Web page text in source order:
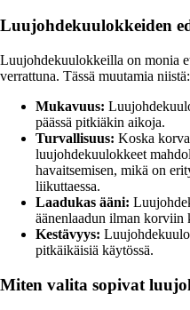
Luujohdekuulokkeiden
Luujohdekuulokkeilla on monia
verrattuna. Tässä muutamia niistä:
Mukavuus:
päässä pitkiäkin aikoja.
Turvallisuus: Koska
luujohdekuulokkeet
havaitsemisen, mikä on
liikuttaessa.
Laadukas ääni:
äänenlaadun ilman korviin
Kestävyys:
pitkäikäisiä käytössä.
Miten valita sopivat